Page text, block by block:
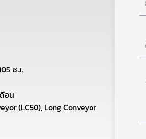
ซม.
อน
(LC50), Long Conveyor